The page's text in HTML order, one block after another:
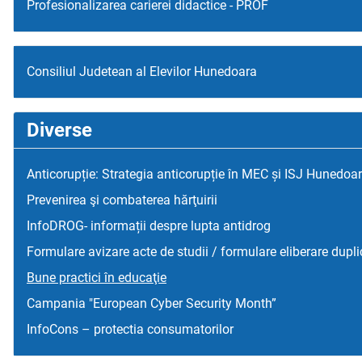
Profesionalizarea carierei didactice - PROF
Consiliul Judetean al Elevilor Hunedoara
Diverse
Anticorupție: Strategia anticorupție în MEC și ISJ
Prevenirea şi combaterea hărţuirii
InfoDROG- informații despre lupta antidrog
Formulare avizare acte de studii / formulare eliberare
Bune practici în educaţie
Campania "European Cyber Security Month”
InfoCons – protectia consumatorilor